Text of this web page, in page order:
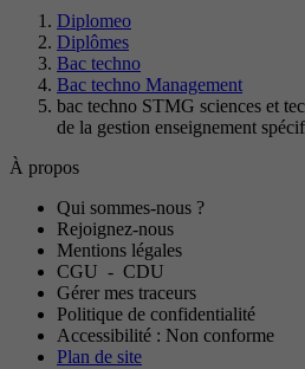
Diplomeo
Diplômes
Bac techno
Bac techno Management
bac techno STMG sciences et
de la gestion enseignement
À propos
Qui sommes-nous ?
Rejoignez-nous
Mentions légales
CGU - CDU
Gérer mes traceurs
Politique de confidentialité
Accessibilité : Non conforme
Plan de site